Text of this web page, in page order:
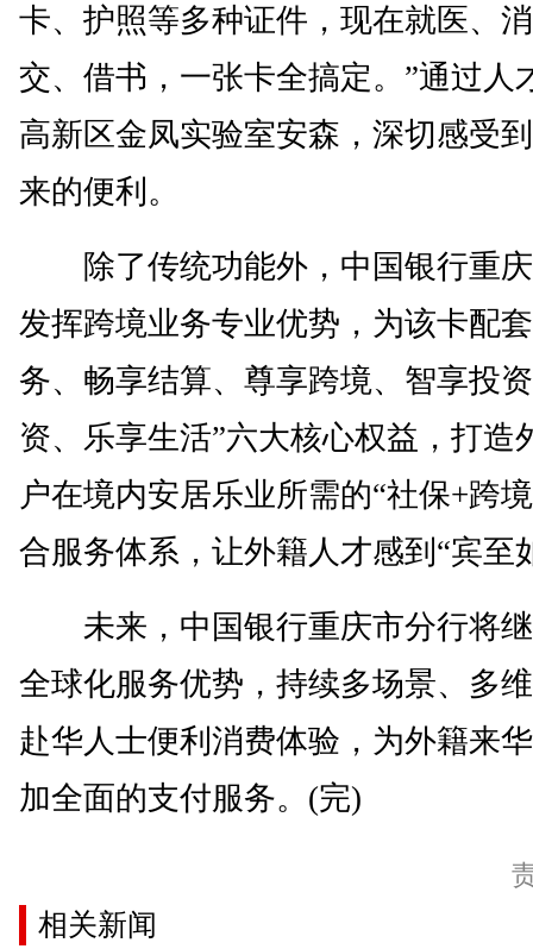
卡、护照等多种证件，现在就医、
交、借书，一张卡全搞定。”通过人
高新区金凤实验室安森，深切感受
来的便利。
除了传统功能外，中国银行重庆
发挥跨境业务专业优势，为该卡配
务、畅享结算、尊享跨境、智享投
资、乐享生活”六大核心权益，打造
户在境内安居乐业所需的“社保+跨
合服务体系，让外籍人才感到“宾至
未来，中国银行重庆市分行将继
全球化服务优势，持续多场景、多
赴华人士便利消费体验，为外籍来
加全面的支付服务。(完)
相关新闻